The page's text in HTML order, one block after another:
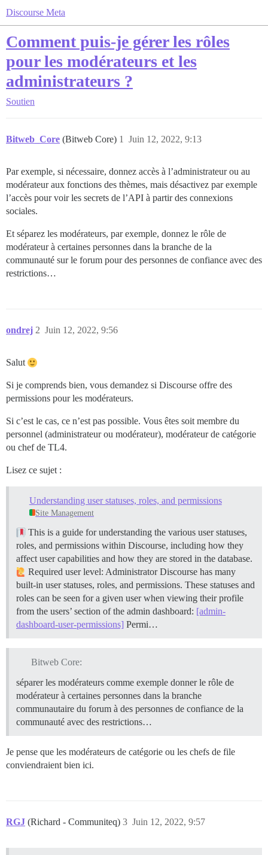
Discourse Meta
Comment puis-je gérer les rôles
pour les modérateurs et les
administrateurs ?
Soutien
Bitweb_Core (Bitweb Core) Juin 12, 2022, 9:13
1
Par exemple, si nécessaire, donnez accès à l’administrateur ou au
modérateur aux fonctions des thèmes, mais désactivez par exemple
l’accès pour voir les secrets de l’API à partir des connexions
sociales.
Et séparez les modérateurs, par exemple, donnez le rôle de
modérateur à certaines personnes dans la branche de la
communauté sur le forum pour des personnes de confiance avec des
restrictions…
ondrej Juin 12, 2022, 9:56
2
Salut
Si je comprends bien, vous demandez si Discourse offre des
permissions pour les modérateurs.
Si c’est le cas, ce n’est pas possible. Vous êtes soit membre du
personnel (administrateur ou modérateur), modérateur de catégorie
ou chef de TL4.
Lisez ce sujet :
Understanding user statuses, roles, and permissions
Site Management
This is a guide for understanding the various user statuses,
roles, and permissions within Discourse, including how they
affect user capabilities and how they are stored in the database.
Required user level: Administrator Discourse has many
built-in user statuses, roles, and permissions. These statuses and
roles can be seen for a given user when viewing their profile
from the users’ section of the admin dashboard: [admin-
dashboard-user-permissions] Permi…
Bitweb Core:
séparer les modérateurs comme exemple donner le rôle de
modérateur à certaines personnes dans la branche
communautaire du forum à des personnes de confiance de la
communauté avec des restrictions…
Je pense que les modérateurs de catégorie ou les chefs de file
conviendraient bien ici.
RGJ (Richard - Communiteq) Juin 12, 2022, 9:57
3